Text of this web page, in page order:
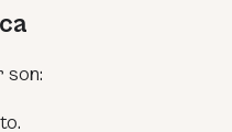
son: